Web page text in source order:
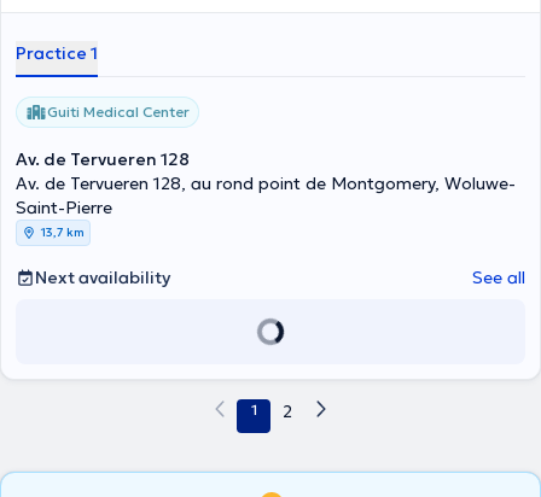
following address Avenue de Tervueren number 128 in Woluwe-
in good hands.
Practice 1
Guiti Medical Center
Av. de Tervueren 128
Av. de Tervueren 128, au rond point de Montgomery, Woluwe-
Saint-Pierre
13,7 km
Next availability See all
1 2